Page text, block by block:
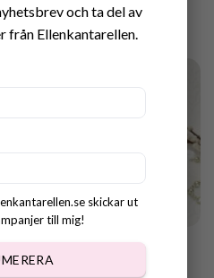
och ta del av
från Ellenkantarellen.
skickar ut
till mig!
Virkmönster Korg
PåskHöna